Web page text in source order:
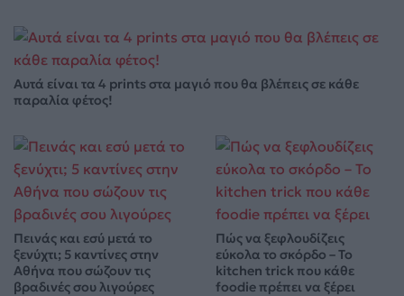
Αυτά είναι τα 4 prints στα μαγιό που θα βλέπεις σε κάθε
παραλία φέτος!
Πεινάς και εσύ μετά το
ξενύχτι; 5 καντίνες στην
Αθήνα που σώζουν τις
βραδινές σου λιγούρες
Πώς να ξεφλουδίζεις
εύκολα το σκόρδο – Το
kitchen trick που κάθε
foodie πρέπει να ξέρει